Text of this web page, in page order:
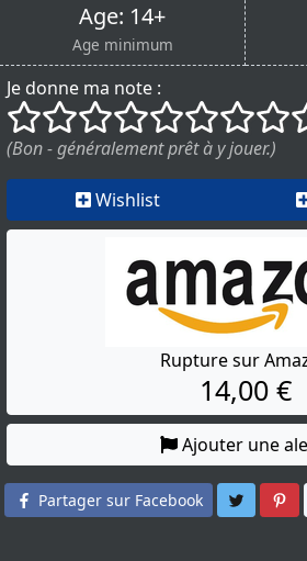
Age: 14+
Age minimum
Je donne ma note :
()
() () () () () () ()
(Bon - généralement prêt à y jouer.)
Wishlist
Rupture sur
14,00 €
Ajouter une
Partager sur Facebook